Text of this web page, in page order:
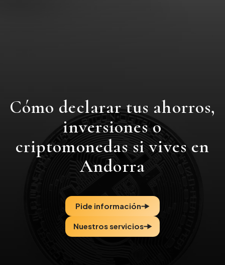
Cómo declarar tus ahorros,
inversiones o
criptomonedas si vives en
Andorra
Pide información
Nuestros servicios